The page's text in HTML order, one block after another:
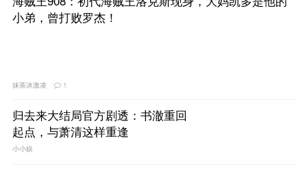
海贼王908：初代海贼王洛克斯现身，大妈凯多是他的
归去来大结局官方剧透：书澈重回
起点，与萧清这样重逢